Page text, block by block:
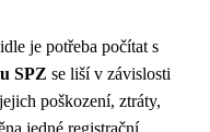
je potřeba počítat s
SPZ se liší v závislosti
poškození, ztráty,
jedné registrační